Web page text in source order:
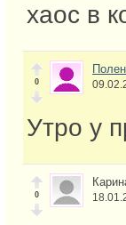
хаос в
0
Утро у
0